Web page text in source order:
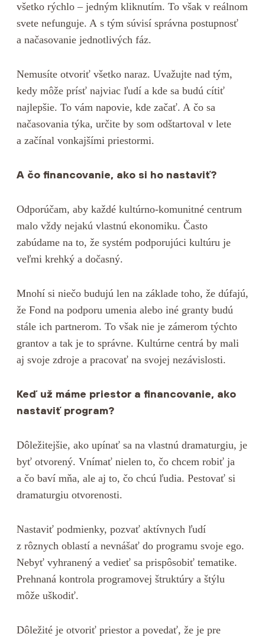
všetko rýchlo – jedným kliknutím. To však v reálnom
svete nefunguje. A s tým súvisí správna postupnosť
a načasovanie jednotlivých fáz.
Nemusíte otvoriť všetko naraz. Uvažujte nad tým,
kedy môže prísť najviac ľudí a kde sa budú cítiť
najlepšie. To vám napovie, kde začať. A čo sa
načasovania týka, určite by som odštartoval v lete
a začínal vonkajšími priestormi.
A čo financovanie, ako si ho nastaviť?
Odporúčam, aby každé kultúrno-komunitné centrum
malo vždy nejakú vlastnú ekonomiku. Často
zabúdame na to, že systém podporujúci kultúru je
veľmi krehký a dočasný.
Mnohí si niečo budujú len na základe toho, že dúfajú,
že Fond na podporu umenia alebo iné granty budú
stále ich partnerom. To však nie je zámerom týchto
grantov a tak je to správne. Kultúrne centrá by mali
aj svoje zdroje a pracovať na svojej nezávislosti.
Keď už máme priestor a financovanie, ako
nastaviť program?
Dôležitejšie, ako upínať sa na vlastnú dramaturgiu, je
byť otvorený. Vnímať nielen to, čo chcem robiť ja
a čo baví mňa, ale aj to, čo chcú ľudia. Pestovať si
dramaturgiu otvorenosti.
Nastaviť podmienky, pozvať aktívnych ľudí
z rôznych oblastí a nevnášať do programu svoje ego.
Nebyť vyhranený a vedieť sa prispôsobiť tematike.
Prehnaná kontrola programovej štruktúry a štýlu
môže uškodiť.
Dôležité je otvoriť priestor a povedať, že je pre